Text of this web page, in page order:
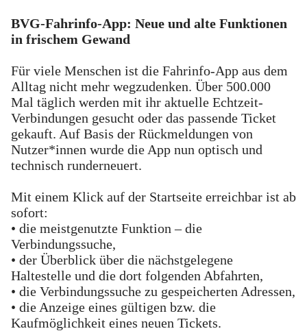
BVG-Fahrinfo-App: Neue und alte Funktionen
in frischem Gewand
Für viele Menschen ist die Fahrinfo-App aus dem
Alltag nicht mehr wegzudenken. Über 500.000
Mal täglich werden mit ihr aktuelle Echtzeit-
Verbindungen gesucht oder das passende Ticket
gekauft. Auf Basis der Rückmeldungen von
Nutzer*innen wurde die App nun optisch und
technisch runderneuert.
Mit einem Klick auf der Startseite erreichbar ist ab
sofort:
• die meistgenutzte Funktion – die
Verbindungssuche,
• der Überblick über die nächstgelegene
Haltestelle und die dort folgenden Abfahrten,
• die Verbindungssuche zu gespeicherten Adressen,
• die Anzeige eines gültigen bzw. die
Kaufmöglichkeit eines neuen Tickets.